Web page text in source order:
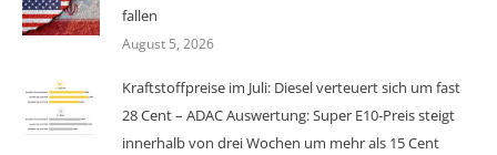
fallen
August 5, 2026
Kraftstoffpreise im Juli: Diesel verteuert sich um fast
28 Cent – ADAC Auswertung: Super E10-Preis steigt
innerhalb von drei Wochen um mehr als 15 Cent